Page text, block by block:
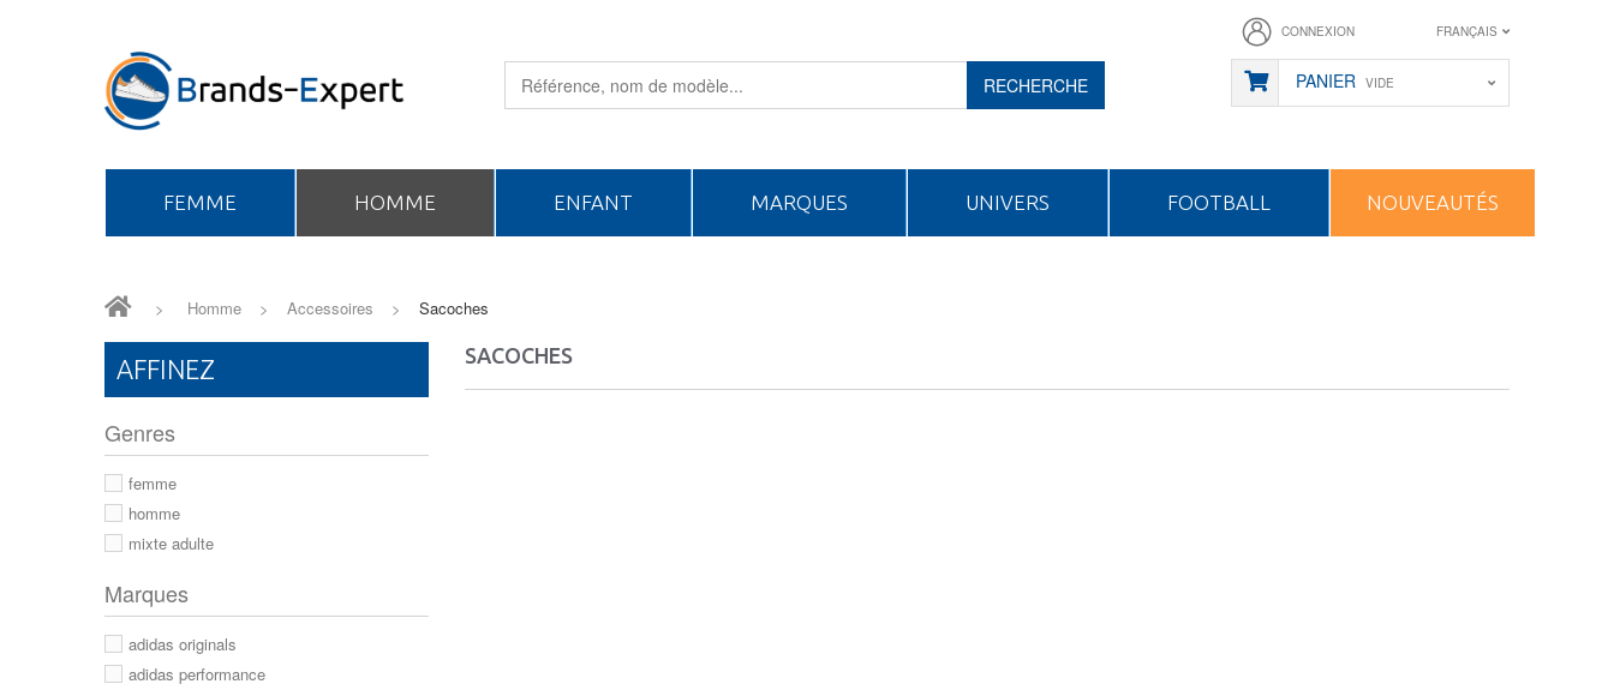
FRANÇAIS
CONNEXION
PANIER VIDE
RECHERCHE
FEMME HOMME ENFANT MARQUES UNIVERS FOOTBALL NOUVEAUTÉS
> Homme > Accessoires > Sacoches
SACOCHES
AFFINEZ
Genres
femme
homme
mixte adulte
Marques
adidas originals
adidas performance